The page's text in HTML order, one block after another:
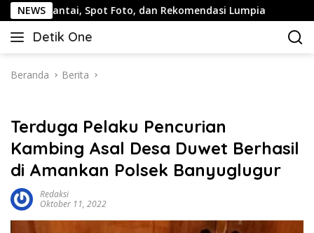
Langsung
ke
konten
NEWS
Spot Foto, dan Rekomendasi Lumpia Panduan
Detik One
Tajam
Fakta
Beranda Berita
Terduga Pelaku Pencurian
Kambing Asal Desa Duwet Berhasil
di Amankan Polsek Banyuglugur
Redaksi
Oktober 11, 2022